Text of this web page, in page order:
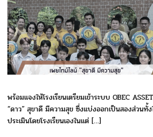
พร้อมแจงให้โรงเรียนเตรียมเข้าระบบ OBEC
“ดาว” สุขาดี มีความสุข ซึ่งแบ่งออกเป็นสองส่วนทั้
ประเมินโดยโรงเรียนเองในแต่ […]